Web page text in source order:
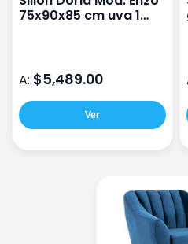
75x90x85 cm uva 1
A: $5,489.00
Ver